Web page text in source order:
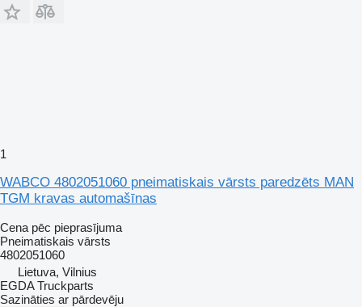
1
WABCO 4802051060 pneimatiskais vārsts paredzēts MAN
TGM kravas automašīnas
Cena pēc pieprasījuma
Pneimatiskais vārsts
4802051060
Lietuva, Vilnius
EGDA Truckparts
Sazināties ar pārdevēju